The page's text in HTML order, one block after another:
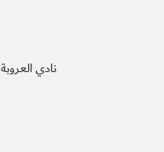
نادي العروبة